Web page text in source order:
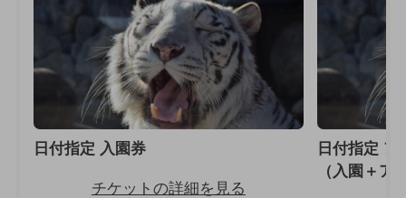
日付指定 入園券
チケットの詳細を見る
日付指定 ア
（入園＋ア